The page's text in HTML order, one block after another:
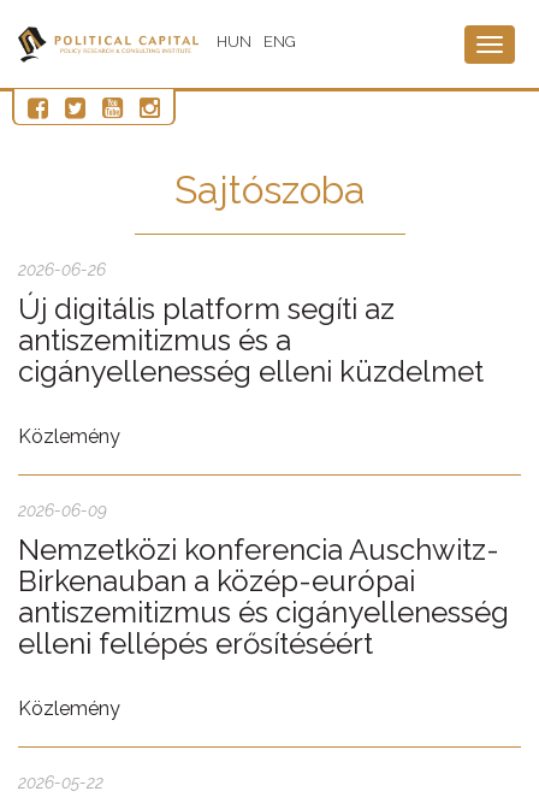
HUN ENG
Sajtószoba
2026-06-26
Új digitális platform segíti az
antiszemitizmus és a
cigányellenesség elleni küzdelmet
Közlemény
2026-06-09
Nemzetközi konferencia Auschwitz-
Birkenauban a közép-európai
antiszemitizmus és cigányellenesség
elleni fellépés erősítéséért
Közlemény
2026-05-22